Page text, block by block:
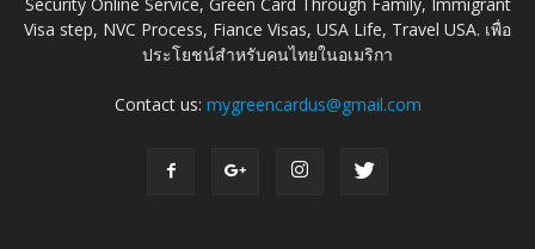
Visa step, NVC Process, Fiance Visas, USA Life, Travel USA. เพื่อ
ประโยชน์สำหรับคนไทยในอเมริกา
Contact us: mygreencardus@gmail.com